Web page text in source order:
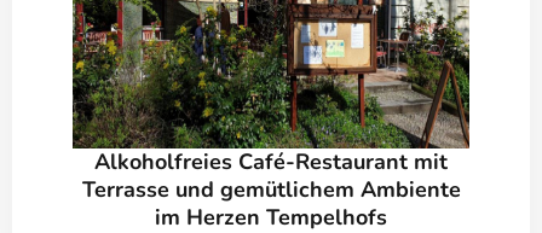
Alkoholfreies Café-Restaurant mit
Terrasse und gemütlichem Ambiente
im Herzen Tempelhofs